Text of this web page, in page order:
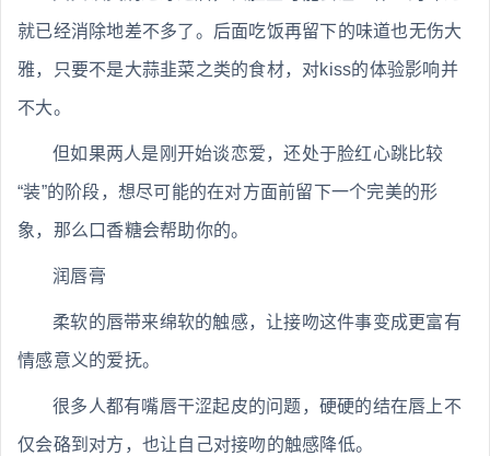
就已经消除地差不多了。后面吃饭再留下的味道也无伤大
雅，只要不是大蒜韭菜之类的食材，对kiss的体验影响并
不大。
但如果两人是刚开始谈恋爱，还处于脸红心跳比较
“装”的阶段，想尽可能的在对方面前留下一个完美的形
象，那么口香糖会帮助你的。
润唇膏
柔软的唇带来绵软的触感，让接吻这件事变成更富有
情感意义的爱抚。
很多人都有嘴唇干涩起皮的问题，硬硬的结在唇上不
仅会硌到对方，也让自己对接吻的触感降低。